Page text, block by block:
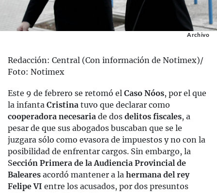
Archivo
Redacción: Central (Con información de Notimex)/
Foto: Notimex
Este 9 de febrero se retomó el Caso Nóos, por el que
la infanta Cristina tuvo que declarar como
cooperadora necesaria de dos delitos fiscales, a
pesar de que sus abogados buscaban que se le
juzgara sólo como evasora de impuestos y no con la
posibilidad de enfrentar cargos. Sin embargo, la
Sección Primera de la Audiencia Provincial de
Baleares acordó mantener a la hermana del rey
Felipe VI entre los acusados, por dos presuntos